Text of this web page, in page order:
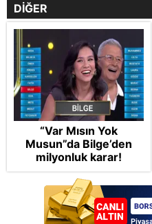
DİĞER
“Var Mısın Yok
Musun”da Bilge’den
milyonluk karar!